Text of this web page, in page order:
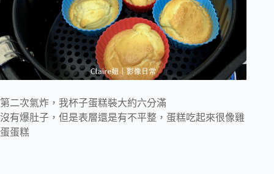
第二次氣炸，我杯子蛋糕裝大約六分滿
沒有爆肚子，但是表層還是有不平整，蛋糕吃起來很像雞
蛋蛋糕